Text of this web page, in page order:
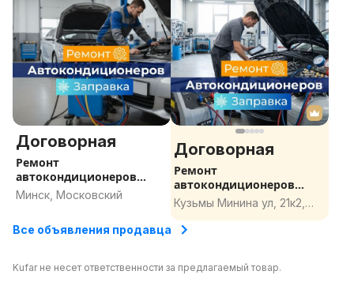
Договорная
Ремонт
автокондиционеров
Минск, заправка
кондиционера Минск,
Минск
Минск, Московский
Договорная
Ремонт
автокондиционеров
Минск, заправка
кондиционера Минск,
СТО кондиционеры
Кузьмы Минина ул, 21к2,
Минск
Все объявления продавца
Kufar не несет ответственности за предлагаемый товар.